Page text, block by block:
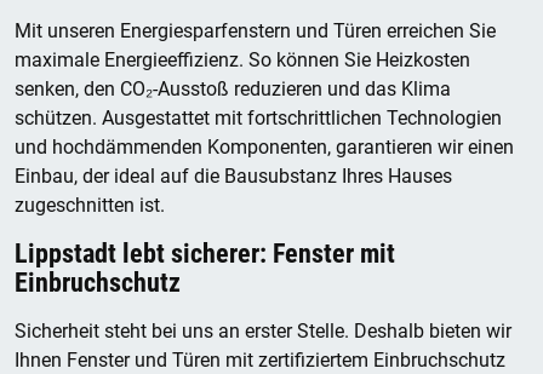
Mit unseren Energiesparfenstern und Türen erreichen Sie
maximale Energieeffizienz. So können Sie Heizkosten
senken, den CO₂-Ausstoß reduzieren und das Klima
schützen. Ausgestattet mit fortschrittlichen Technologien
und hochdämmenden Komponenten, garantieren wir einen
Einbau, der ideal auf die Bausubstanz Ihres Hauses
zugeschnitten ist.
Lippstadt lebt sicherer: Fenster mit
Einbruchschutz
Sicherheit steht bei uns an erster Stelle. Deshalb bieten wir
Ihnen Fenster und Türen mit zertifiziertem Einbruchschutz